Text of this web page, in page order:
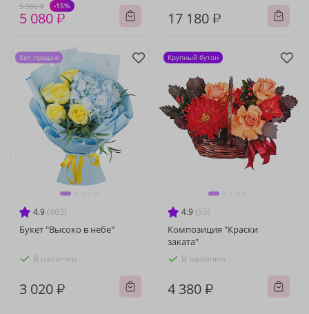
5 980 ₽ -15%
5 080 ₽ 17 180 ₽
4.9 (463)
Букет "Высоко в небе"
В наличии
3 020 ₽
Хит продаж
4.9 (55)
Композиция "Краски
заката"
В наличии
4 380 ₽
Крупный бутон